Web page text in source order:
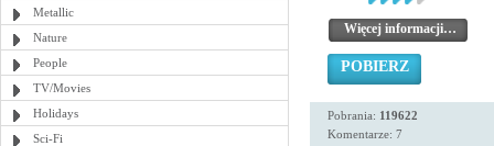
Metallic
Nature
People
TV/Movies
Holidays
Sci-Fi
Więcej informacji…
POBIERZ
Pobrania: 119622
Komentarze: 7